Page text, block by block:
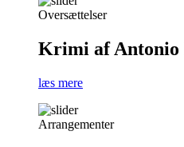
Oversættelser
Krimi af Antonio
læs mere
Arrangementer